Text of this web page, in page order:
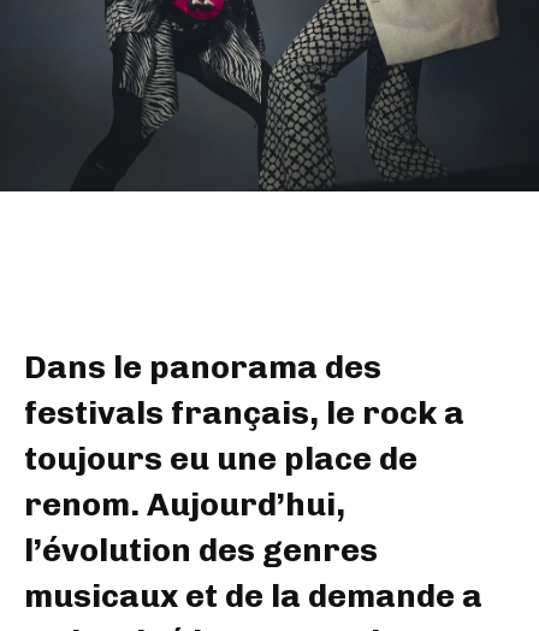
Dans le panorama des
festivals français, le rock a
toujours eu une place de
renom. Aujourd’hui,
l’évolution des genres
musicaux et de la demande a